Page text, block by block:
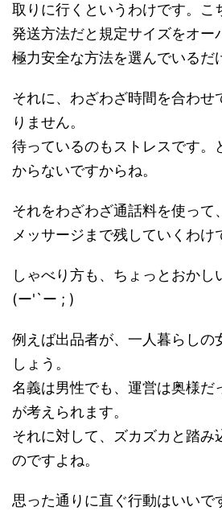
取りに行くというわけです。こ
発送方法だと規定サイズをオー
極力安全な方法を選んでいるだ
それに、わざわざ時間を合わせ
りません。
待っているのもストレスです。
からないですからね。
それをわざわざ通話料を使って
メッサージまで残していくわけ
しゃべり方も、ちょっとおかし
(ー'`ー ; )
例えば出品者が、一人暮らしの
しょう。
名義は男性でも、運営は奥様だ
が考えられます。
それに対して、ズカズカと踏み
のですよね。
思った通りに直ぐ行動はいいで